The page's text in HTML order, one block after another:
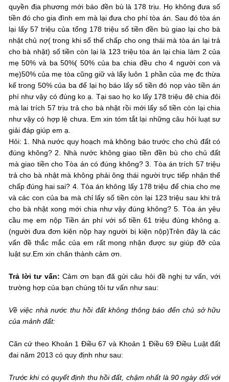
quyền địa phương mới báo đền bù là 178 trịu. Họ không đưa số
tiền đó cho gia đình em mà lại đưa cho phí tòa án. Sau đó tòa án
lại lấy 57 triệu của tổng 178 triệu số tiền đền bù giao lại cho bà
nhật chủ nợ( trong khi sổ thế chấp cho ong thái mà tòa án lại trả
cho bà nhật) số tiền còn lại là 123 triệu tòa án lại chia làm 2 của
mẹ 50% và ba 50%( 50% của ba chia đều cho 4 người con và
mẹ)50% của mẹ tòa cũng giữ và lấy luôn 1 phần của mẹ đc thừa
kế trong 50% của ba để lại họ báo lấy số tiền đó nọp vào tiền án
phí như vậy có đúng ko ạ. Tại sao họ ko lấy 178 triệu đê chia đôi
mà lai trích 57 trịu trả cho bà nhật rồi mới lấy số tiền còn lại chia
như vậy có hợp lệ chưa. Em xin tóm tắt lại những câu hỏi luạt sư
giải đáp giúp em ạ.
Hỏi: 1. Nhà nước quy hoạch mà không báo trước cho chủ đất có
đúng không? 2. Nhà nước không giao tiền đền bù cho chủ đất
mà giao tiền cho Tòa án có đúng không? 3. Tòa án trích 57 triệu
trả cho bà nhật mà không phải ông thái người trực tiếp nhận thế
chấp đúng hai sai? 4. Tòa án không lấy 178 triệu để chia cho mẹ
và các con của ba mà chỉ lấy số tiền còn lại 123 triệu sau khi trả
cho bà nhật xong mới chia như vậy đúng không? 5. Tòa án yêu
cầu mẹ em nộp Tiền án phí với số tiền 61 triệu đúng không ạ.
(người đưa đơn kiện nộp hay người bị kiện nộp)Trên đây là các
vấn đề thắc mắc của em rất mong nhận được sự giúp đỡ của
luật sư.Em xin chân thành cảm ơn.
Trả lời tư vấn: Cảm ơn bạn đã gửi câu hỏi đề nghị tư vấn, với
trường hợp của bạn chúng tôi tư vấn như sau:
Về việc nhà nước thu hồi đất không thông báo đến chủ sở hữu
của mảnh đất:
Căn cứ theo Khoản 1 Điều 67 và Khoản 1 Điều 69 Điều Luật đất
đai năm 2013 có quy định như sau:
Trước khi có quyết định thu hồi đất, chậm nhất là 90 ngày đối với